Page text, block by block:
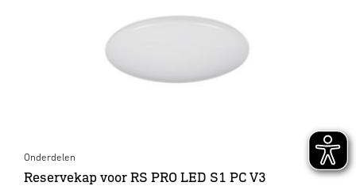
Onderdelen
Reservekap voor RS PRO LED S1 PC V3